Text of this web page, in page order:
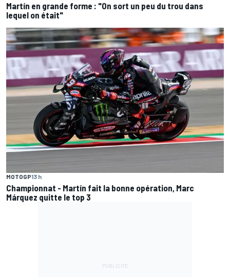
Martín en grande forme : "On sort un peu du trou dans
lequel on était"
MOTOGP13 h
Championnat - Martín fait la bonne opération, Marc
Márquez quitte le top 3